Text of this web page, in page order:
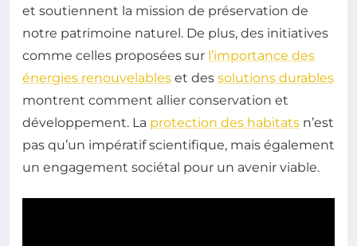
et soutiennent la mission de préservation de
notre patrimoine naturel. De plus, des initiatives
comme celles proposées sur l’importance des
énergies renouvelables et des solutions durables
montrent comment allier conservation et
développement. La protection des habitats n’est
pas qu’un impératif scientifique, mais également
un engagement sociétal pour un avenir viable.